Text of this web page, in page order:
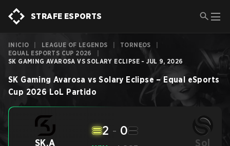
STRAFE ESPORTS
INICIO LEAGUE OF LEGENDS TORNEOS
EQUAL ESPORTS CUP 2026
SK GAMING AVAROSA VS SOLARY ECLIPSE - JUL 9, 2026
SK Gaming Avarosa vs Solary Eclipse –Equal eSports
Cup 2026 LoL Partido
SK.A
2 - 0
Sol